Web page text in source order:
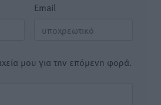
Email
μου για την επόμενη φορά.